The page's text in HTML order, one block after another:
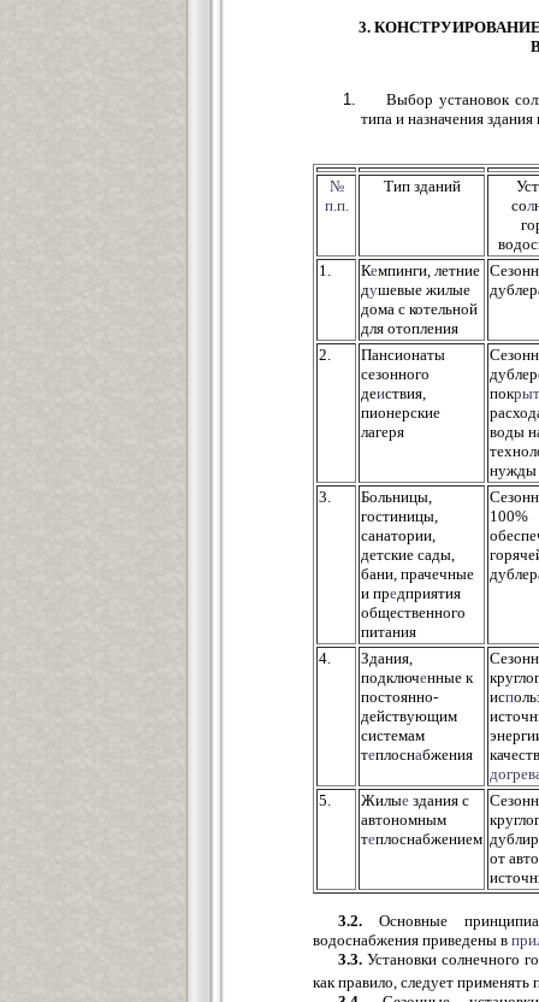
3.
Выбор установок
типа и назначения
№
п.п.
Тип зданий
сол
1.
Кемпинги, летние
душевые жилые
дома с котельной
для отопления
2.
Пансионаты
сезонного
деиствия,
пионерские
лагеря
пок
воды
нужды
3.
Больницы,
гостиницы,
санатории,
детские сады,
бани, прачечные
и предприятия
общественного
питания
100%
4.
Здания,
подключенные к
постоянно-
действующим
системам
теплоснабжения
исп
5.
Жилые здания с
автономным
теплоснабжением
от
3.2. Основные
водоснабжения приведены в
3.3. Установки солнечного
как правило, следует